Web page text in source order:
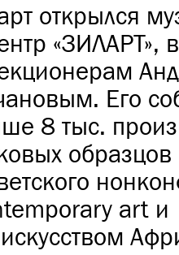
открылся
«ЗИЛАРТ»,
Его
8 тыс.
образцов
art и